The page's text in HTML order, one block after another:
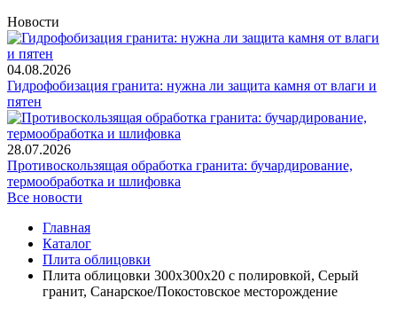
Новости
04.08.2026
Гидрофобизация гранита: нужна ли защита камня от влаги и
пятен
28.07.2026
Противоскользящая обработка гранита: бучардирование,
термообработка и шлифовка
Все новости
Главная
Каталог
Плита облицовки
Плита облицовки 300x300x20 с полировкой, Серый
гранит, Санарское/Покостовское месторождение